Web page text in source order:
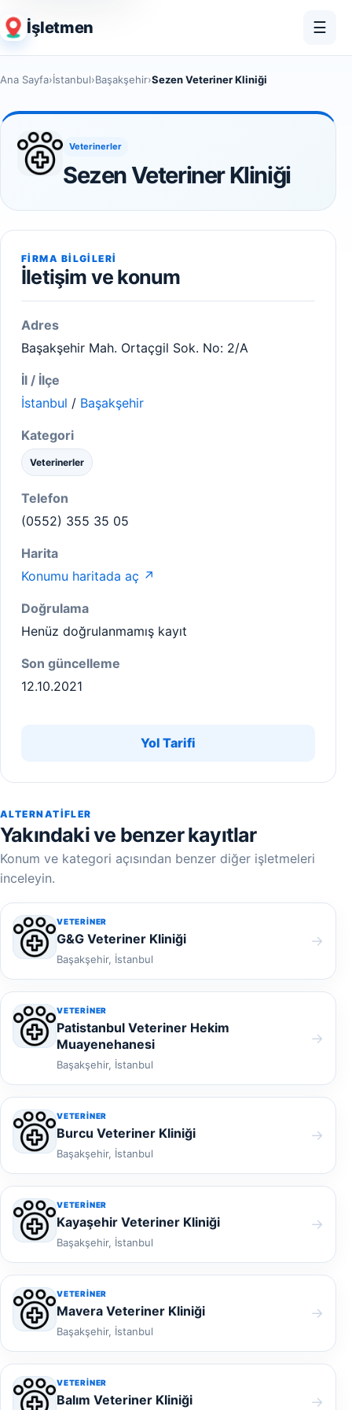
İşletmen ☰
Ana Sayfa›İstanbul›Başakşehir›Sezen Veteriner Kliniği
Veterinerler
Sezen Veteriner Kliniği
FIRMA BILGILERI
İletişim ve konum
Adres
Başakşehir Mah. Ortaçgil Sok. No: 2/A
İl / İlçe
İstanbul / Başakşehir
Kategori
Veterinerler
Telefon
(0552) 355 35 05
Harita
Konumu haritada aç ↗
Doğrulama
Henüz doğrulanmamış kayıt
Son güncelleme
12.10.2021
Yol Tarifi
ALTERNATIFLER
Yakındaki ve benzer kayıtlar
Konum ve kategori açısından benzer diğer işletmeleri
inceleyin.
VETERINER
G&G Veteriner Kliniği
Başakşehir, İstanbul
→
VETERINER
Patistanbul Veteriner Hekim
Muayenehanesi
Başakşehir, İstanbul
→
VETERINER
Burcu Veteriner Kliniği
Başakşehir, İstanbul
→
VETERINER
Kayaşehir Veteriner Kliniği
Başakşehir, İstanbul
→
VETERINER
Mavera Veteriner Kliniği
Başakşehir, İstanbul
→
VETERINER
Balım Veteriner Kliniği →